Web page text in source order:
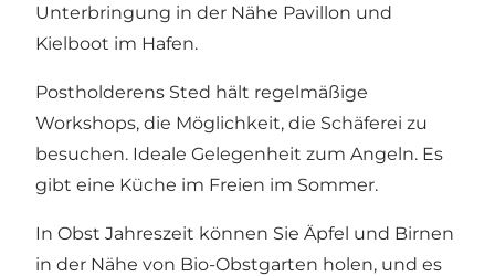
Unterbringung in der Nähe Pavillon und
Kielboot im Hafen.
Postholderens Sted hält regelmäßige
Workshops, die Möglichkeit, die Schäferei zu
besuchen. Ideale Gelegenheit zum Angeln. Es
gibt eine Küche im Freien im Sommer.
In Obst Jahreszeit können Sie Äpfel und Birnen
in der Nähe von Bio-Obstgarten holen, und es